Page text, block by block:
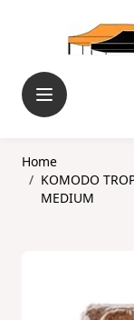
Home
/ KOMODO
MEDIUM